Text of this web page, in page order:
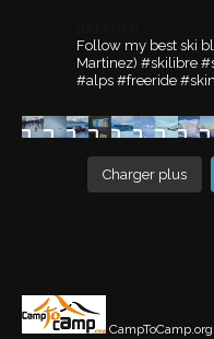
Follow my best ski
Martinez) #skilibre
#alps #freeride
Charger plus
CampToCamp.org